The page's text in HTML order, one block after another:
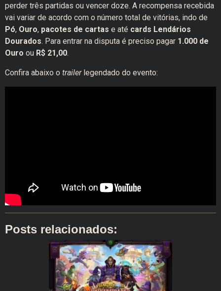
perder três partidas ou vencer doze. A recompensa recebida
vai variar de acordo com o número total de vitórias, indo de
Pó, Ouro, pacotes de cartas e até cards Lendários
Dourados. Para entrar na disputa é preciso pagar 1.000 de
Ouro ou R$ 21,00.
Confira abaixo o trailerlegendado do evento:
Posts relacionados: